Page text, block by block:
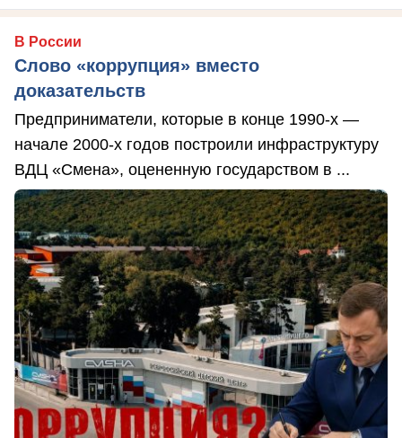
В России
Слово «коррупция» вместо
доказательств
Предприниматели, которые в конце 1990-х —
начале 2000-х годов построили инфраструктуру
ВДЦ «Смена», оцененную государством в ...